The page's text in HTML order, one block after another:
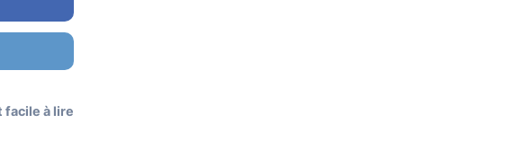
facile à lire